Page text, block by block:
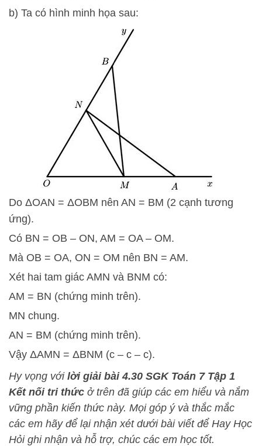
b) Ta có hình minh họa sau:
Do ΔOAN = ΔOBM nên AN = BM (2 cạnh tương
ứng).
Có BN = OB – ON, AM = OA – OM.
Mà OB = OA, ON = OM nên BN = AM.
Xét hai tam giác AMN và BNM có:
AM = BN (chứng minh trên).
MN chung.
AN = BM (chứng minh trên).
Vậy ΔAMN = ΔBNM (c – c – c).
Hy vọng với lời giải bài 4.30 SGK Toán 7 Tập 1
Kết nối tri thức ở trên đã giúp các em hiểu và nắm
vững phần kiến thức này. Mọi góp ý và thắc mắc
các em hãy để lại nhận xét dưới bài viết để Hay Học
Hỏighi nhận và hỗ trợ, chúc các em học tốt.